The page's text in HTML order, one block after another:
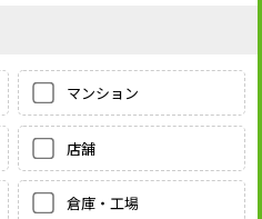
マンション
店舗
倉庫・工場